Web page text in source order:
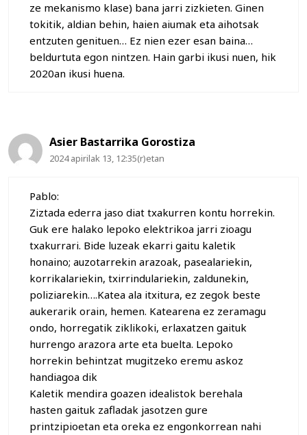
ze mekanismo klase) bana jarri zizkieten. Ginen
tokitik, aldian behin, haien aiumak eta aihotsak
entzuten genituen… Ez nien ezer esan baina…
beldurtuta egon nintzen. Hain garbi ikusi nuen, hik
2020an ikusi huena.
Asier Bastarrika Gorostiza
2024 apirilak 13, 12:35(r)etan
Pablo:
Ziztada ederra jaso diat txakurren kontu horrekin.
Guk ere halako lepoko elektrikoa jarri zioagu
txakurrari. Bide luzeak ekarri gaitu kaletik
honaino; auzotarrekin arazoak, pasealariekin,
korrikalariekin, txirrindulariekin, zaldunekin,
poliziarekin….Katea ala itxitura, ez zegok beste
aukerarik orain, hemen. Katearena ez zeramagu
ondo, horregatik ziklikoki, erlaxatzen gaituk
hurrengo arazora arte eta buelta. Lepoko
horrekin behintzat mugitzeko eremu askoz
handiagoa dik
Kaletik mendira goazen idealistok berehala
hasten gaituk zafladak jasotzen gure
printzipioetan eta oreka ez engonkorrean nahi